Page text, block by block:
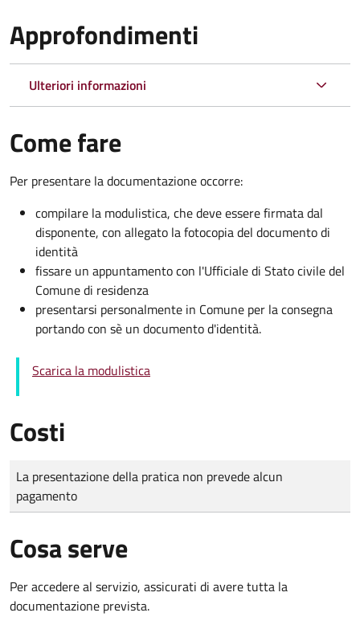
Approfondimenti
Ulteriori informazioni
Come fare
Per presentare la documentazione occorre:
compilare la modulistica, che deve essere firmata dal
disponente, con allegato la fotocopia del documento di
identità
fissare un appuntamento con l'Ufficiale di Stato civile del
Comune di residenza
presentarsi personalmente in Comune per la consegna
portando con sè un documento d'identità.
Scarica la modulistica
Costi
Tipo di pagamento
Importo
La presentazione della pratica non prevede alcun
pagamento
Cosa serve
Per accedere al servizio, assicurati di avere tutta la
documentazione prevista.